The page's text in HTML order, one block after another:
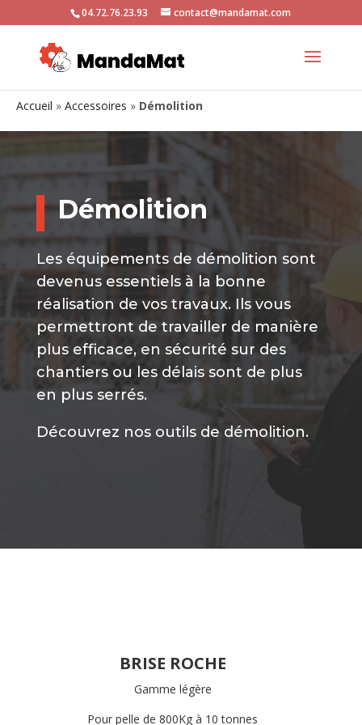
04.72.76.23.93 contact@mandamat.com
Accueil » Accessoires » Démolition
Démolition
Les équipements de démolition sont
devenus essentiels à la bonne
réalisation de vos travaux. Ils vous
permettront de travailler de manière
plus efficace, en sécurité sur des
chantiers ou les délais sont de plus
en plus serrés.
Découvrez nos outils de démolition.
BRISE ROCHE
Gamme légère
Pour pelle de 800Kg à 10 tonnes